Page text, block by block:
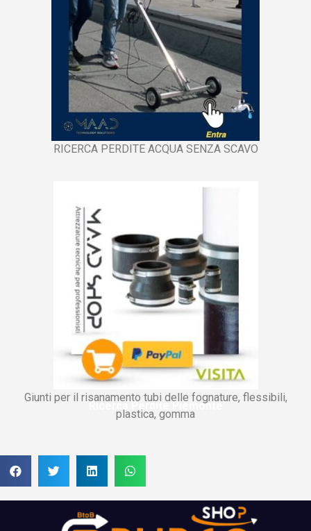
RICERCA PERDITE ACQUA SENZA SCAVO
Giunti per il risanamento tubi delle fognature, flessibili,
plastica, gomma
Ricerca Perdite Piemonte